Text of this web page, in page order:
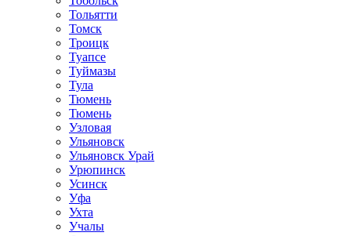
Тольятти
Томск
Троицк
Туапсе
Туймазы
Тула
Тюмень
Тюмень
Узловая
Ульяновск
Ульяновск Урай
Урюпинск
Усинск
Уфа
Ухта
Учалы